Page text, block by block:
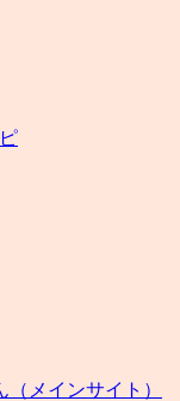
メインサイト）